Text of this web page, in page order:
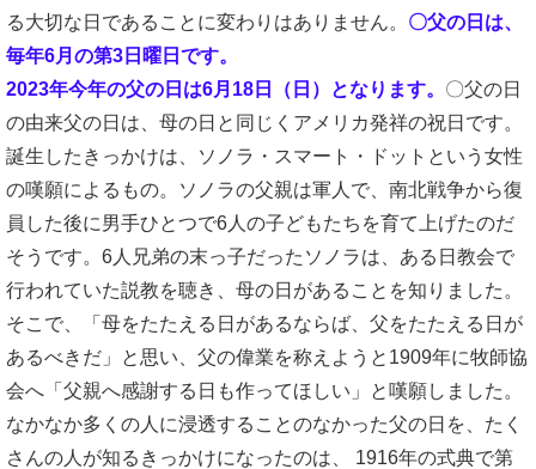
る大切な日であることに変わりはありません。 〇父の日は、
毎年6月の第3日曜日です。
2023年今年の父の日は6月18日（日）となります。 〇父の日
の由来父の日は、母の日と同じくアメリカ発祥の祝日です。
誕生したきっかけは、ソノラ・スマート・ドットという女性
の嘆願によるもの。ソノラの父親は軍人で、南北戦争から復
員した後に男手ひとつで6人の子どもたちを育て上げたのだ
そうです。6人兄弟の末っ子だったソノラは、ある日教会で
行われていた説教を聴き、母の日があることを知りました。
そこで、「母をたたえる日があるならば、父をたたえる日が
あるべきだ」と思い、父の偉業を称えようと1909年に牧師協
会へ「父親へ感謝する日も作ってほしい」と嘆願しました。
なかなか多くの人に浸透することのなかった父の日を、たく
さんの人が知るきっかけになったのは、 1916年の式典で第